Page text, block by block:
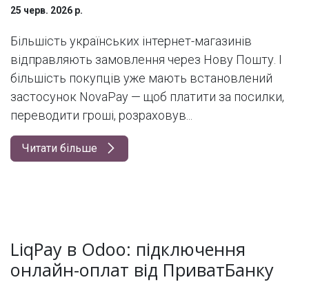
25 черв. 2026 р.
Більшість українських інтернет-магазинів
відправляють замовлення через Нову Пошту. І
більшість покупців уже мають встановлений
застосунок NovaPay — щоб платити за посилки,
переводити гроші, розраховув...
Читати більше
LiqPay в Odoo: підключення
онлайн-оплат від ПриватБанку